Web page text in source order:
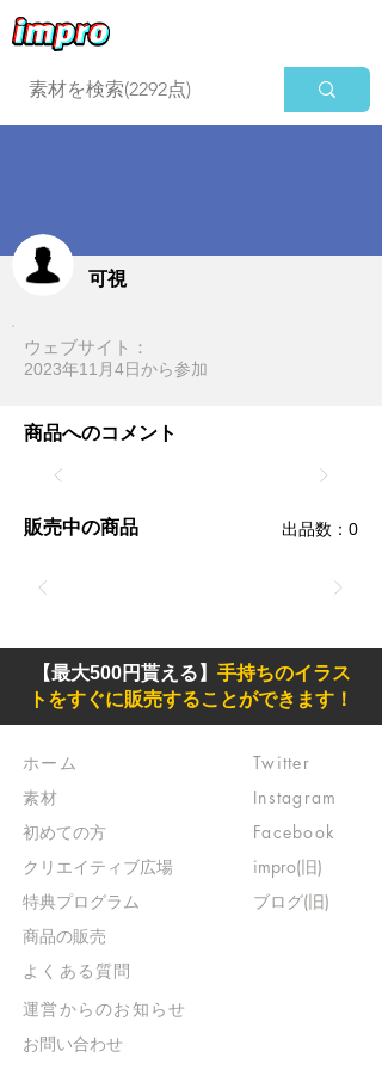
可視
ウェブサイト：
2023年11月4日​から参加
商品へのコメント
販売中の商品 ​出品数：0
【最大500円貰える】 手持ちのイラス
トをすぐに販売することができます！
ホーム
素材
初めての方
​クリエイティブ広場
​特典プログラム
​商品の販売
よくある質問
Twitter
Instagram
Facebook
impro(旧)​
ブログ(旧)
​運営からのお知らせ
お問い合わせ